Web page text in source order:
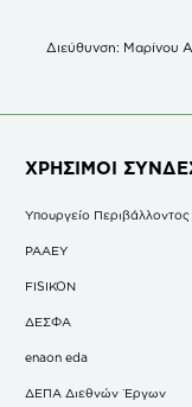
Διεύθυνση: Μαρίνου
ΧΡΗΣΙΜΟΙ
Υπουργείο Περιβάλλοντος
ΡΑΑΕΥ
FISIKON
ΔΕΣΦΑ
enaon eda
ΔΕΠΑ Διεθνών Έργων